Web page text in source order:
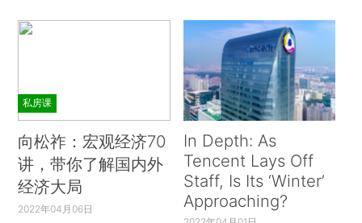
私房课
向松祚：宏观经济70
讲，带你了解国内外
经济大局
2022年04月06日
In Depth: As
Tencent Lays Off
Staff, Is Its ‘Winter’
Approaching?